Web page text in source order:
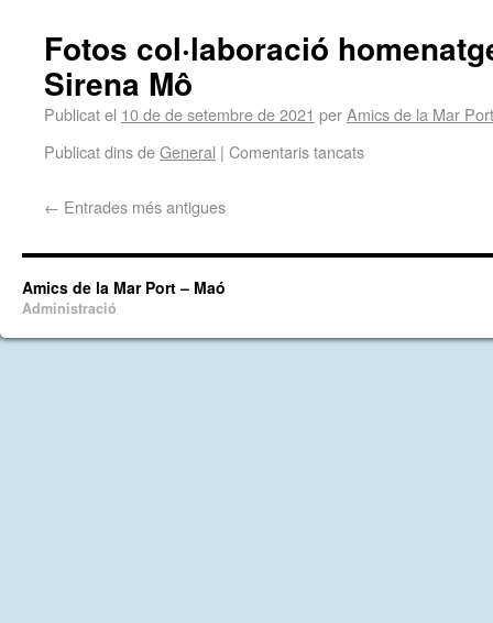
Fotos col·laboració
Sirena Mô
Publicat el 10 de de setembre de 2021 perAmics de la Mar
Publicat dins deGeneral | Comentaris tancats
← Entrades més antigues
Amics de la Mar Port – Maó
Administració